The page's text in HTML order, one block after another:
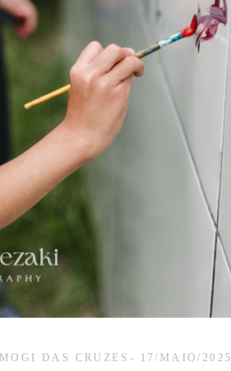
MOGI DAS CRUZES 17/MAIO/2025